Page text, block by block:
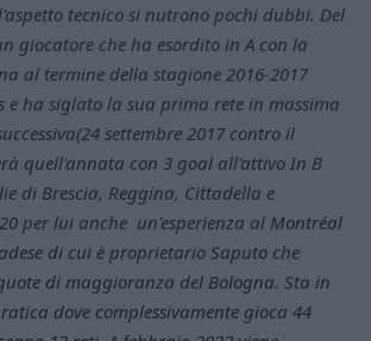
tecnico si nutrono pochi dubbi. Del
giocatore che ha esordito in A con la
al termine della stagione 2016-2017
e ha siglato la sua prima rete in massima
settembre 2017 contro il
quell'annata con 3 goal all'attivo In B
di Brescia, Reggina, Cittadella e
per lui anche un'esperienza al Montréal
di cui è proprietario Saputo che
di maggioranza del Bologna. Sta in
dove complessivamente gioca 44